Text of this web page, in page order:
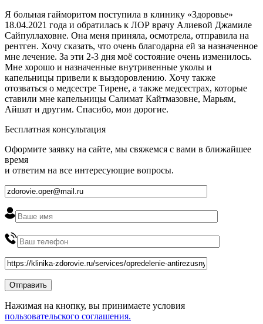
Я больная гайморитом поступила в клинику «Здоровье»
18.04.2021 года и обратилась к ЛОР врачу Алиевой Джамиле
Сайпуллаховне. Она меня приняла, осмотрела, отправила на
рентген. Хочу сказать, что очень благодарна ей за назначенное
мне лечение. За эти 2-3 дня моё состояние очень изменилось.
Мне хорошо и назначенные внутривенные уколы и
капельницы привели к выздоровлению. Хочу также
отозваться о медсестре Тирене, а также медсестрах, которые
ставили мне капельницы Салимат Кайтмазовне, Марьям,
Айшат и другим. Спасибо, мои дорогие.
Бесплатная консультация
Оформите заявку на сайте, мы свяжемся с вами в ближайшее
время
и ответим на все интересующие вопросы.
Нажимая на кнопку, вы принимаете условия
пользовательского соглашения.